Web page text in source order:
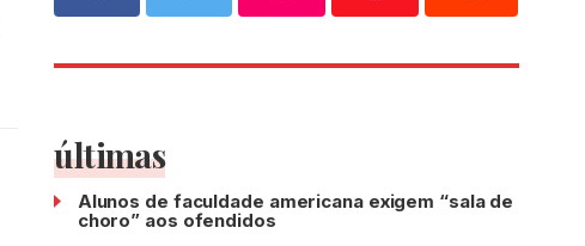
últimas
Alunos de faculdade americana exigem “sala de
choro” aos ofendidos